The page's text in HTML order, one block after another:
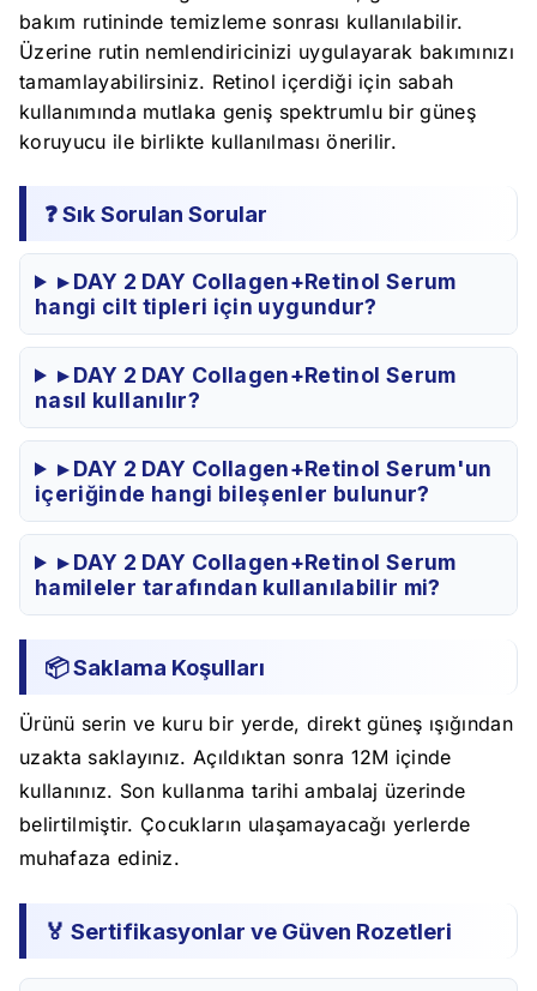
bakım rutininde temizleme sonrası kullanılabilir.
Üzerine rutin nemlendiricinizi uygulayarak bakımınızı
tamamlayabilirsiniz. Retinol içerdiği için sabah
kullanımında mutlaka geniş spektrumlu bir güneş
koruyucu ile birlikte kullanılması önerilir.
❓ Sık Sorulan Sorular
▸ DAY 2 DAY Collagen+Retinol Serum
hangi cilt tipleri için uygundur?
▸ DAY 2 DAY Collagen+Retinol Serum
nasıl kullanılır?
▸ DAY 2 DAY Collagen+Retinol Serum'un
içeriğinde hangi bileşenler bulunur?
▸ DAY 2 DAY Collagen+Retinol Serum
hamileler tarafından kullanılabilir mi?
📦 Saklama Koşulları
Ürünü serin ve kuru bir yerde, direkt güneş ışığından
uzakta saklayınız. Açıldıktan sonra 12M içinde
kullanınız. Son kullanma tarihi ambalaj üzerinde
belirtilmiştir. Çocukların ulaşamayacağı yerlerde
muhafaza ediniz.
🏅 Sertifikasyonlar ve Güven Rozetleri